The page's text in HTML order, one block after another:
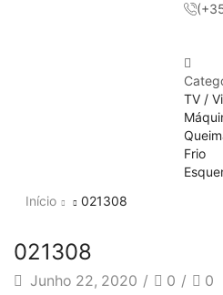
TV /
Frio
Início 021308
021308
Junho 22, 2020 / 0 / 0